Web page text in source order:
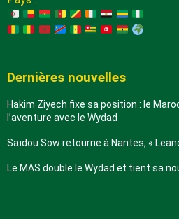
Dernières nouvelles
Hakim Ziyech fixe sa position : le
l’aventure avec le Wydad
Saïdou Sow retourne à Nantes, «
Le MAS double le Wydad et tient sa